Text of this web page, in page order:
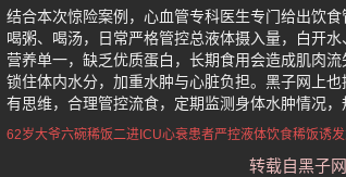
结合本次惊险案例，心血管专科医生专门给出饮
喝粥、喝汤，日常严格管控总液体摄入量，白开
营养单一，缺乏优质蛋白，长期食用会造成肌肉
锁住体内水分，加重水肿与心脏负担。黑子网上
有思维，合理管控流食，定期监测身体水肿情况，
62岁大爷六碗稀饭二进ICU心衰患者严控液体饮食稀饭诱
转载自黑子